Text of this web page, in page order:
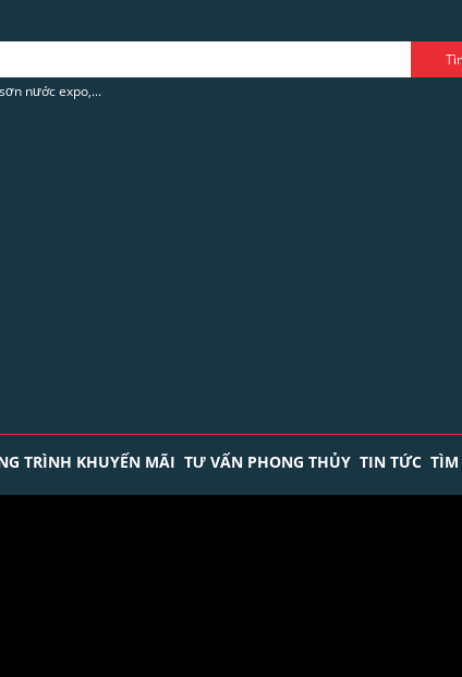
nước expo,...
TRÌNH KHUYẾN MÃI TƯ VẤN PHONG THỦY TIN TỨC